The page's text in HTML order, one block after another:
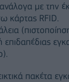
με την
κάρτας RFID.
επιδαπέδιας
πακέτα